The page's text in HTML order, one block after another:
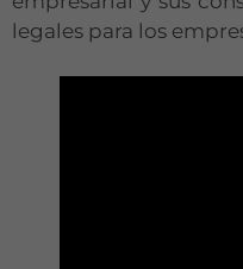
legales para los